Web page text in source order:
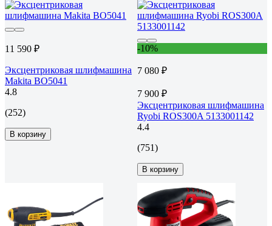
11 590 ₽
Эксцентриковая шлифмашина
Makita BO5041
4.8
(252)
В корзину
-10%
7 080 ₽
7 900 ₽
Эксцентриковая шлифмашина
Ryobi ROS300A 5133001142
4.4
(751)
В корзину